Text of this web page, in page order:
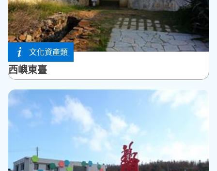
文化資產類
西嶼鄉
西嶼東臺